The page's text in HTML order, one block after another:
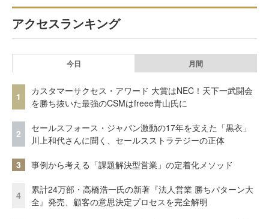
アクセスランキング
今日 月間
1
カスタマーサクセス・アワード 大賞はNEC！天下一武闘会
を勝ち抜いた最強のCSMはfreee青山氏に
2
セールスフォース・ジャパン激動の17年を支えた「黒衣」
川上和代さんに聞く、セールスストラテジーの正体
3 事例から考える「課題解決型営業」の定着化メソッド
4
累計24万部・高橋浩一氏の新著『法人営業 勝ちパターン大
全』発売、顧客の意思決定プロセスを完全解明